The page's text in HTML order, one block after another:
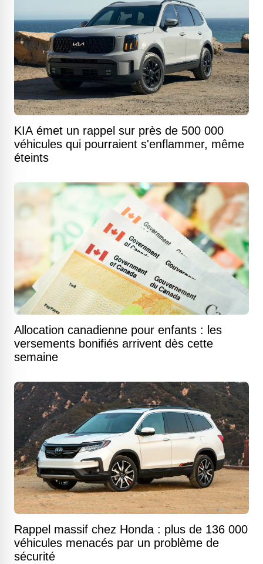
KIA émet un rappel sur près de 500 000
véhicules qui pourraient s'enflammer, même
éteints
Allocation canadienne pour enfants : les
versements bonifiés arrivent dès cette
semaine
Rappel massif chez Honda : plus de 136 000
véhicules menacés par un problème de
sécurité